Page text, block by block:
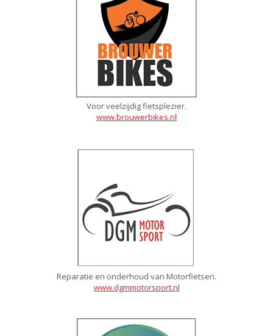
Voor veelzijdig fietsplezier.
www.brouwerbikes.nl
Reparatie en onderhoud van Motorfietsen.
www.dgmmotorsport.nl